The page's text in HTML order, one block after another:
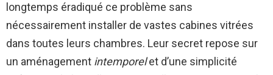
longtemps éradiqué ce problème sans
nécessairement installer de vastes cabines vitrées
dans toutes leurs chambres. Leur secret repose sur
un aménagement intemporelet d’une simplicité